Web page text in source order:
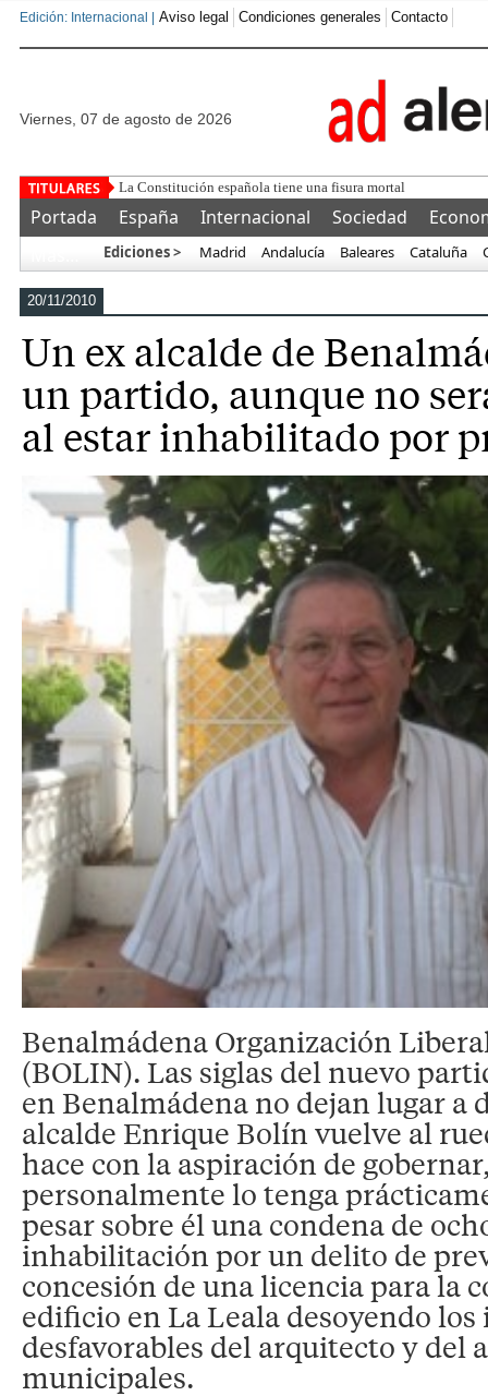
Edición: Internacional | Aviso legal Condiciones generales Contacto
viernes, 07 de agosto de 2026
La conexión
Portada España Internacional Sociedad
Ediciones > Madrid Andalucía Baleares Cataluña
20/11/2010
Un ex alcalde de
un partido, aunque no
al estar inhabilitado por
Benalmádena Organización
(BOLIN). Las siglas del nuevo
en Benalmádena no dejan lugar a
alcalde Enrique Bolín vuelve al
hace con la aspiración de
personalmente lo tenga
pesar sobre él una condena de
inhabilitación por un delito de
concesión de una licencia para la
edificio en La Leala desoyendo
desfavorables del arquitecto y del
municipales.